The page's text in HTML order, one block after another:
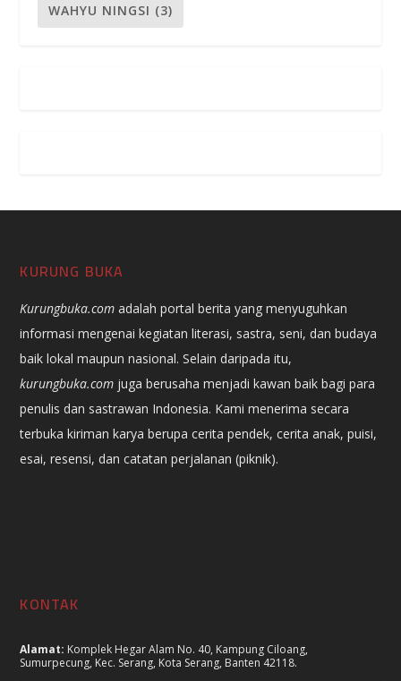
WAHYU NINGSI (3)
KURUNG BUKA
Kurungbuka.com adalah portal berita yang menyuguhkan
informasi mengenai kegiatan literasi, sastra, seni, dan budaya
baik lokal maupun nasional. Selain daripada itu,
kurungbuka.com juga berusaha menjadi kawan baik bagi para
penulis dan sastrawan Indonesia. Kami menerima secara
terbuka kiriman karya berupa cerita pendek, cerita anak, puisi,
esai, resensi, dan catatan perjalanan (piknik).
KONTAK
Alamat: Komplek Hegar Alam No. 40, Kampung Ciloang,
Sumurpecung, Kec. Serang, Kota Serang, Banten 42118.